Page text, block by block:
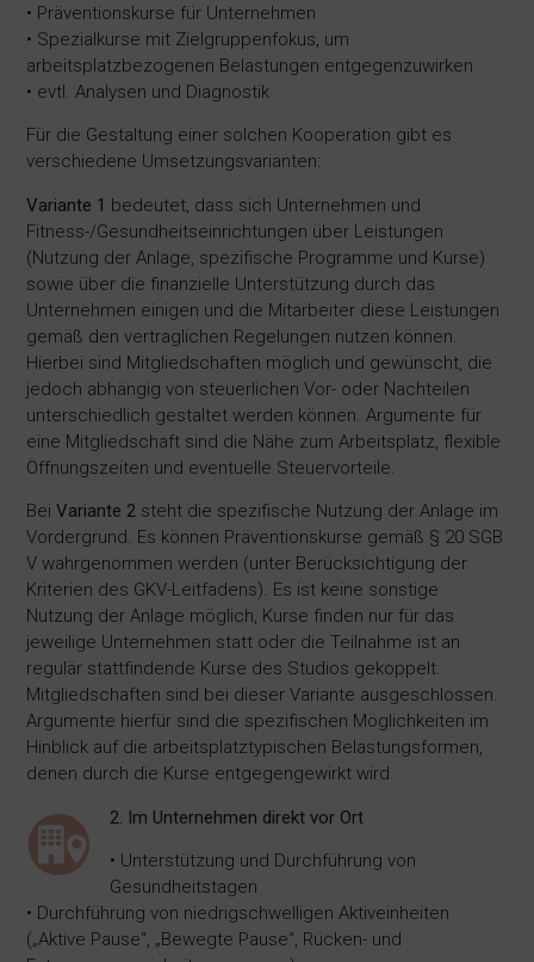
• Präventionskurse für Unternehmen
• Spezialkurse mit Zielgruppenfokus, um
arbeitsplatzbezogenen Belastungen entgegenzuwirken
• evtl. Analysen und Diagnostik
Für die Gestaltung einer solchen Kooperation gibt es
verschiedene Umsetzungsvarianten:
Variante 1 bedeutet, dass sich Unternehmen und
Fitness-/Gesundheitseinrichtungen über Leistungen
(Nutzung der Anlage, spezifische Programme und Kurse)
sowie über die finanzielle Unterstützung durch das
Unternehmen einigen und die Mitarbeiter diese Leistungen
gemäß den vertraglichen Regelungen nutzen können.
Hierbei sind Mitgliedschaften möglich und gewünscht, die
jedoch abhängig von steuerlichen Vor- oder Nachteilen
unterschiedlich gestaltet werden können. Argumente für
eine Mitgliedschaft sind die Nähe zum Arbeitsplatz, flexible
Öffnungszeiten und eventuelle Steuervorteile.
BeiVariante 2 steht die spezifische Nutzung der Anlage im
Vordergrund. Es können Präventionskurse gemäß § 20 SGB
V wahrgenommen werden (unter Berücksichtigung der
Kriterien des GKV-Leitfadens). Es ist keine sonstige
Nutzung der Anlage möglich, Kurse finden nur für das
jeweilige Unternehmen statt oder die Teilnahme ist an
regulär stattfindende Kurse des Studios gekoppelt.
Mitgliedschaften sind bei dieser Variante ausgeschlossen.
Argumente hierfür sind die spezifischen Möglichkeiten im
Hinblick auf die arbeitsplatztypischen Belastungsformen,
denen durch die Kurse entgegengewirkt wird.
2. Im Unternehmen direkt vor Ort
• Unterstützung und Durchführung von
Gesundheitstagen
• Durchführung von niedrigschwelligen Aktiveinheiten
(„Aktive Pause“, „Bewegte Pause“, Rücken- und